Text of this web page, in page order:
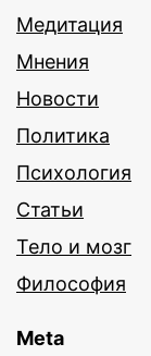
Медитация
Мнения
Новости
Политика
Психология
Статьи
Тело и мозг
Философия
Meta